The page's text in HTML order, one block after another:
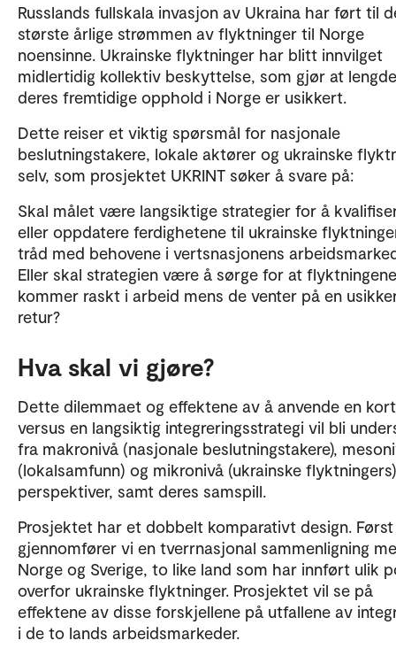
Russlands fullskala invasjon av Ukraina har ført til
største årlige strømmen av flyktninger til Norge
noensinne. Ukrainske flyktninger har blitt innvilget
midlertidig kollektiv beskyttelse, som gjør at
deres fremtidige opphold i Norge er usikkert.
Dette reiser et viktig spørsmål for nasjonale
beslutningstakere, lokale aktører og ukrainske
selv, som prosjektet UKRINT søker å svare på:
Skal målet være langsiktige strategier for å
eller oppdatere ferdighetene til ukrainske
tråd med behovene i vertsnasjonens
Eller skal strategien være å sørge for at flyktningene
kommer raskt i arbeid mens de venter på en
retur?
Hva skal vi gjøre?
Dette dilemmaet og effektene av å anvende en
versus en langsiktig integreringsstrategi vil bli
fra makronivå (nasjonale beslutningstakere),
(lokalsamfunn) og mikronivå (ukrainske flyktningers)
perspektiver, samt deres samspill.
Prosjektet har et dobbelt komparativt design. Først
gjennomfører vi en tverrnasjonal sammenligning
Norge og Sverige, to like land som har innført ulik
overfor ukrainske flyktninger. Prosjektet vil se på
effektene av disse forskjellene på utfallene av
i de to lands arbeidsmarkeder.